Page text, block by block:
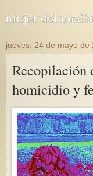
jueves, 24 de mayo de
Recopilación
homicidio y